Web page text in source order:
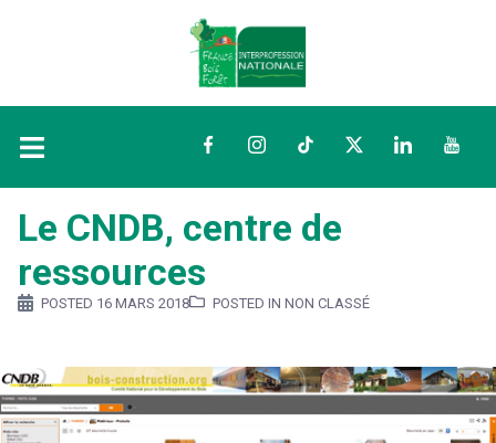
FacebookInstagramTikTokTwitterLinkedIn
Le CNDB, centre de
ressources
POSTED 16 MARS 2018 POSTED IN NON CLASSÉ